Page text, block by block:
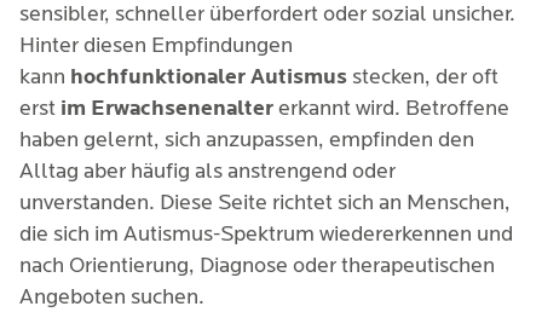
sensibler, schneller überfordert oder sozial unsicher.
Hinter diesen Empfindungen
kann hochfunktionaler Autismus stecken, der oft
erst im Erwachsenenaltererkannt wird. Betroffene
haben gelernt, sich anzupassen, empfinden den
Alltag aber häufig als anstrengend oder
unverstanden. Diese Seite richtet sich an Menschen,
die sich im Autismus-Spektrum wiedererkennen und
nach Orientierung, Diagnose oder therapeutischen
Angeboten suchen.